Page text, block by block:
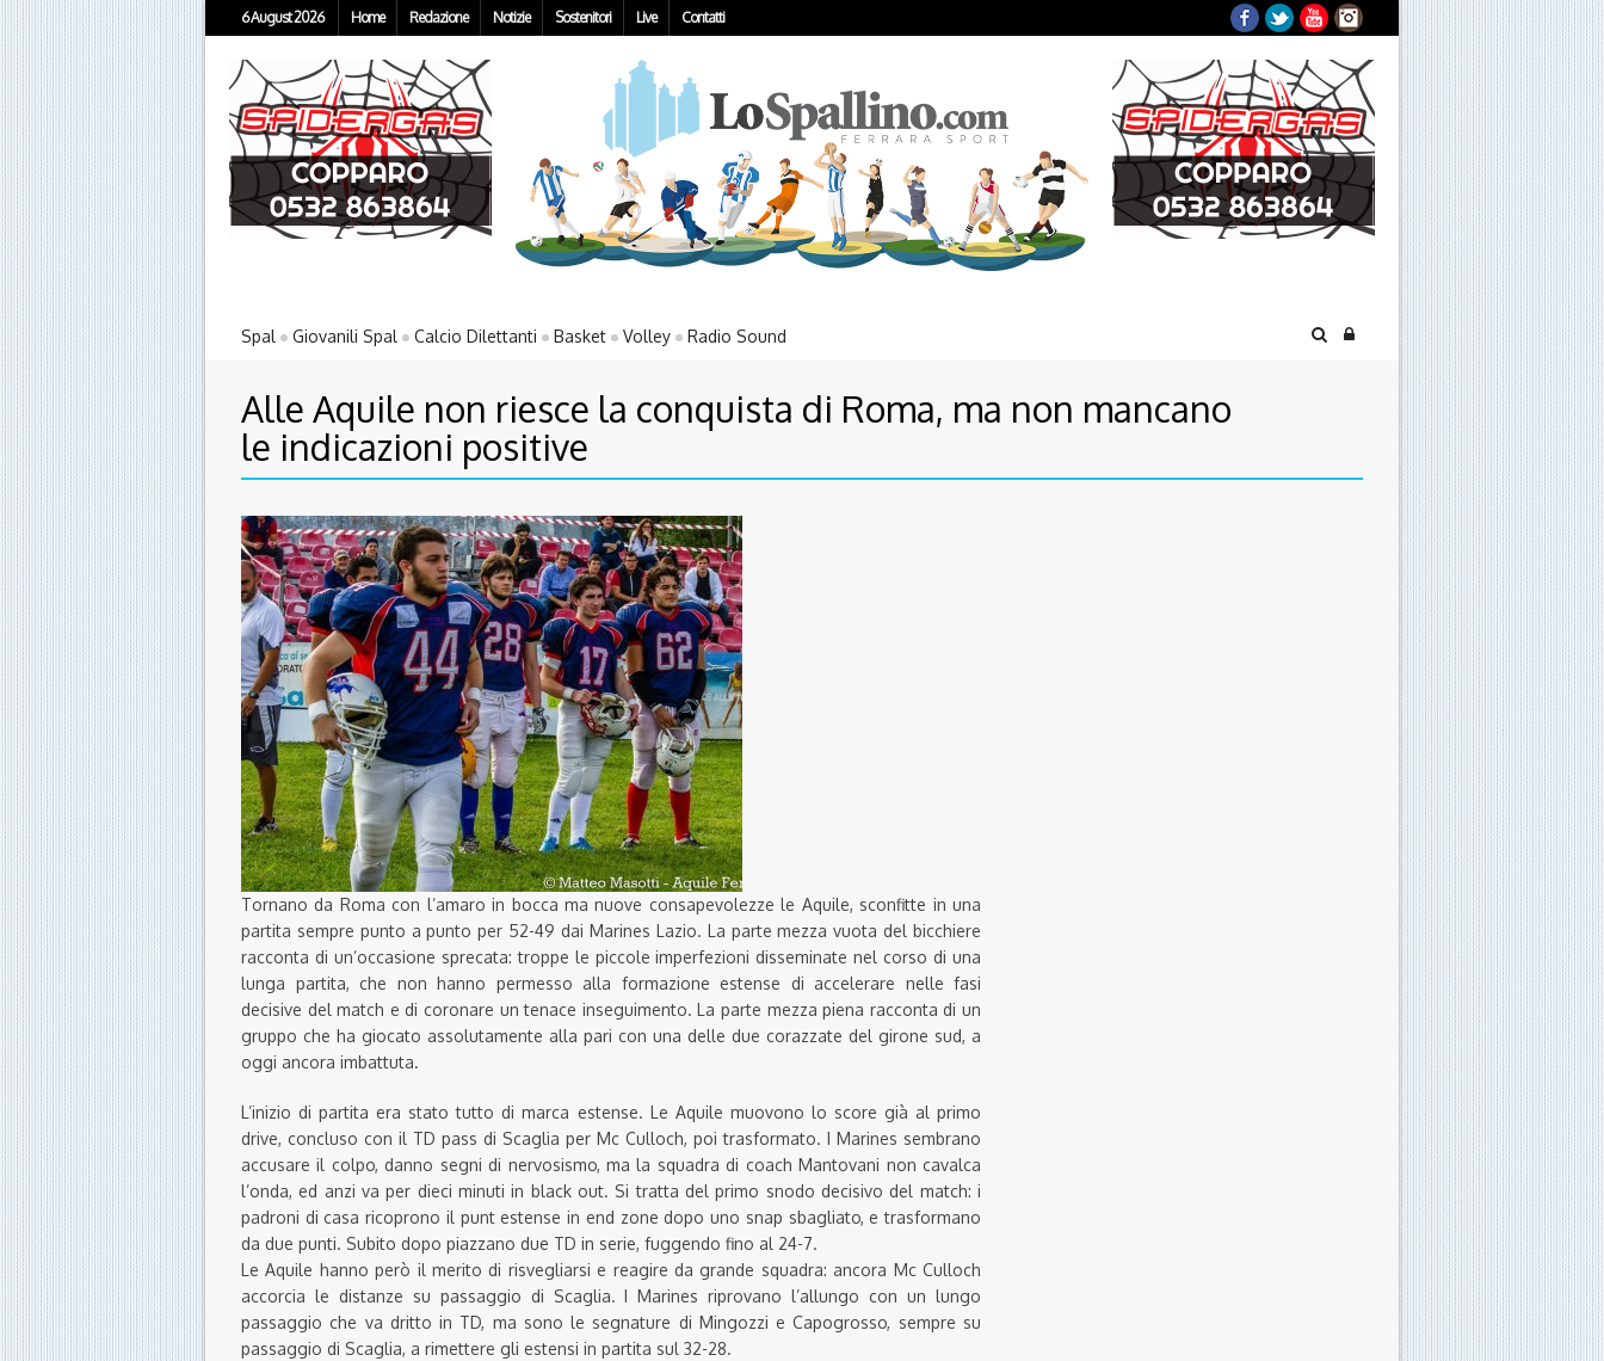
6 August 2026 Home Redazione Notizie Sostenitori Live Contatti Facebook
TwitterYouTubeInstagram
Spal Giovanili Spal Calcio Dilettanti Basket Volley Radio Sound
Alle Aquile non riesce la conquista di Roma, ma non mancano
le indicazioni positive
Tornano da Roma con l’amaro in bocca ma nuove consapevolezze le Aquile, sconfitte in una
partita sempre punto a punto per 52-49 dai Marines Lazio. La parte mezza vuota del bicchiere
racconta di un’occasione sprecata: troppe le piccole imperfezioni disseminate nel corso di una
lunga partita, che non hanno permesso alla formazione estense di accelerare nelle fasi
decisive del match e di coronare un tenace inseguimento. La parte mezza piena racconta di un
gruppo che ha giocato assolutamente alla pari con una delle due corazzate del girone sud, a
oggi ancora imbattuta.
L’inizio di partita era stato tutto di marca estense. Le Aquile muovono lo score già al primo
drive, concluso con il TD pass di Scaglia per Mc Culloch, poi trasformato. I Marines sembrano
accusare il colpo, danno segni di nervosismo, ma la squadra di coach Mantovani non cavalca
l’onda, ed anzi va per dieci minuti in black out. Si tratta del primo snodo decisivo del match: i
padroni di casa ricoprono il punt estense in end zone dopo uno snap sbagliato, e trasformano
da due punti. Subito dopo piazzano due TD in serie, fuggendo fino al 24-7.
Le Aquile hanno però il merito di risvegliarsi e reagire da grande squadra: ancora Mc Culloch
accorcia le distanze su passaggio di Scaglia. I Marines riprovano l’allungo con un lungo
passaggio che va dritto in TD, ma sono le segnature di Mingozzi e Capogrosso, sempre su
passaggio di Scaglia, a rimettere gli estensi in partita sul 32-28.